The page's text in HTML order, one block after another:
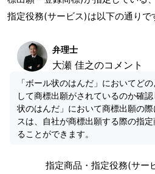
指定役務(サービス)は以下の通りで
弁理士
大瀬 佳之のコメント
「ボール状のはんだ」においてど
して商標出願がされているのか確
状のはんだ」において商標出願の
スは、自社が商標出願する際の指
ることができます。
指定商品・指定役務(サー